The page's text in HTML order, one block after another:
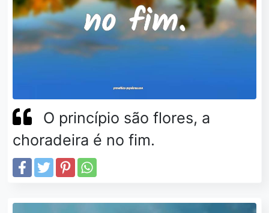
O princípio são flores, a
choradeira é no fim.